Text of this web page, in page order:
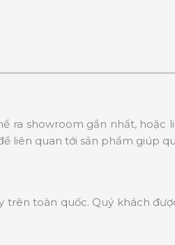
ra showroom gần nhất, hoặc
liên quan tới sản phẩm giúp
trên toàn quốc. Quý khách